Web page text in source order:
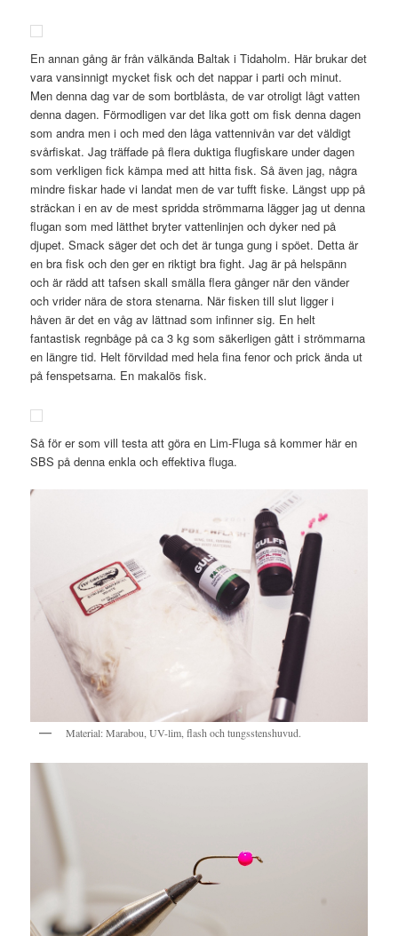
En annan gång är från välkända Baltak i Tidaholm. Här brukar det
vara vansinnigt mycket fisk och det nappar i parti och minut.
Men denna dag var de som bortblåsta, de var otroligt lågt vatten
denna dagen. Förmodligen var det lika gott om fisk denna dagen
som andra men i och med den låga vattennivån var det väldigt
svårfiskat. Jag träffade på flera duktiga flugfiskare under dagen
som verkligen fick kämpa med att hitta fisk. Så även jag, några
mindre fiskar hade vi landat men de var tufft fiske. Längst upp på
sträckan i en av de mest spridda strömmarna lägger jag ut denna
flugan som med lätthet bryter vattenlinjen och dyker ned på
djupet. Smack säger det och det är tunga gung i spöet. Detta är
en bra fisk och den ger en riktigt bra fight. Jag är på helspänn
och är rädd att tafsen skall smälla flera gånger när den vänder
och vrider nära de stora stenarna. När fisken till slut ligger i
håven är det en våg av lättnad som infinner sig. En helt
fantastisk regnbåge på ca 3 kg som säkerligen gått i strömmarna
en längre tid. Helt förvildad med hela fina fenor och prick ända ut
på fenspetsarna. En makalös fisk.
Så för er som vill testa att göra en Lim-Fluga så kommer här en
SBS på denna enkla och effektiva fluga.
Material: Marabou, UV-lim, flash och tungsstenshuvud.